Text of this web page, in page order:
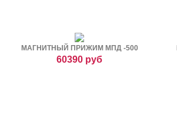
МАГНИТНЫЙ ПРИЖИМ МПД -500
60390 руб